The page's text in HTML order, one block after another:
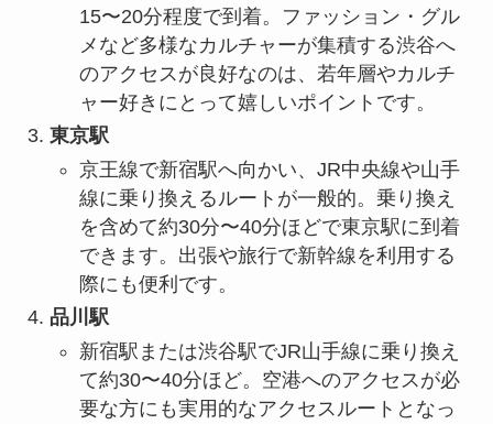
15〜20分程度で到着。ファッション・グル
メなど多様なカルチャーが集積する渋谷へ
のアクセスが良好なのは、若年層やカルチ
ャー好きにとって嬉しいポイントです。
東京駅
京王線で新宿駅へ向かい、JR中央線や山手
線に乗り換えるルートが一般的。乗り換え
を含めて約30分〜40分ほどで東京駅に到着
できます。出張や旅行で新幹線を利用する
際にも便利です。
品川駅
新宿駅または渋谷駅でJR山手線に乗り換え
て約30〜40分ほど。空港へのアクセスが必
要な方にも実用的なアクセスルートとなっ